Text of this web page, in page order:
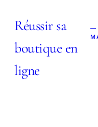
Réussir sa
boutique en
ligne
—